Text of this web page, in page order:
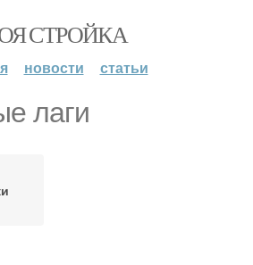
СТРОЙКА
новости статьи
лаги